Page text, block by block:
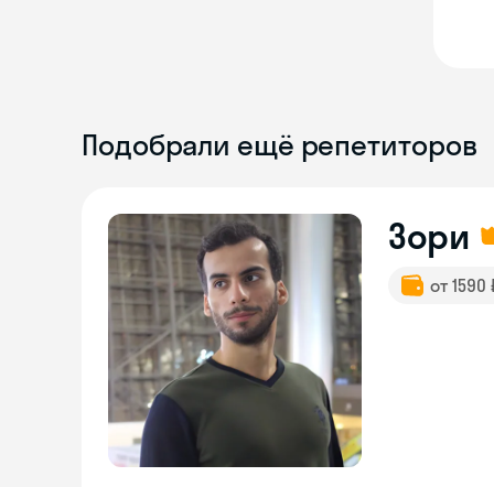
Подобрали ещё репетиторов
Зори
от